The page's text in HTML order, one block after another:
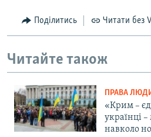
Поділитись Читати без
Читайте також
ПРАВА
«Крим –
українці
навколо